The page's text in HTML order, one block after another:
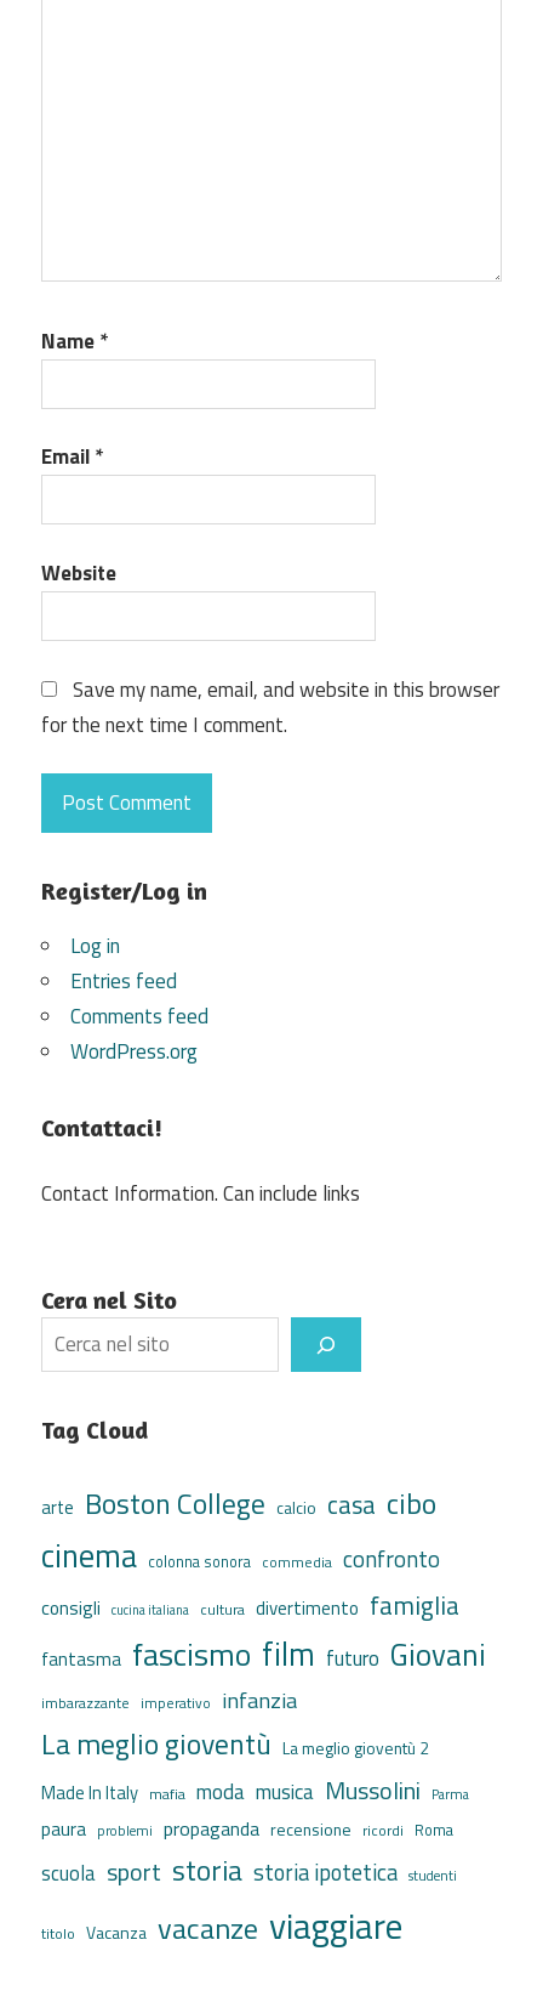
Name*
Email*
Website
Save my name, email, and website in this browser
for the next time I comment.
Register/Log in
Log in
Entries feed
Comments feed
WordPress.org
Contattaci!
Contact Information. Can include links
Cera nel Sito
Search
Tag Cloud
arte Boston College calcio casa cibo
cinema colonna sonora commedia confronto
consigli cucina italiana cultura divertimento famiglia
fantasma fascismo film futuro Giovani
imbarazzante imperativo infanzia
La meglio gioventù La meglio gioventù 2
Made In Italy mafia moda musica Mussolini Parma
paura problemi propaganda recensione ricordi Roma
scuola sport storia storia ipotetica studenti
titolo Vacanza vacanze viaggiare